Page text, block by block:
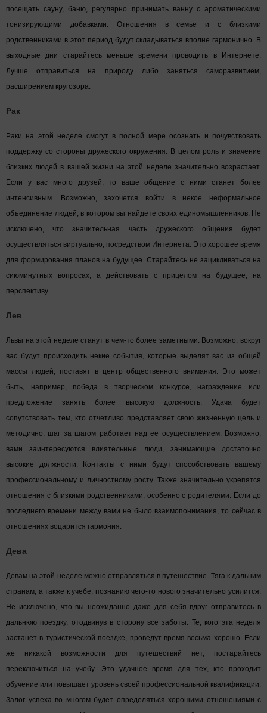
посещать сауну, баню, регулярно принимать ванну с ароматическими
тонизирующими добавками. Отношения в семье и с близкими
родственниками в этот период будут складываться вполне гармонично. В
выходные дни старайтесь меньше времени проводить в Интернете.
Лучше отправиться на природу либо заняться саморазвитием,
расширением кругозора.
Рак
Раки на этой неделе смогут в полной мере осознать и почувствовать
поддержку со стороны дружеского окружения. В целом роль и значение
близких людей в вашей жизни на этой неделе значительно возрастает.
Если у вас много друзей, то ваше общение с ними станет более
интенсивным. Возможно, захочется войти в некое неформальное
объединение людей, в котором вы найдете своих единомышленников. Не
исключено, что значительная часть дружеского общения будет
осуществляться виртуально, посредством Интернета. Это хорошее время
для формирования планов на будущее. Старайтесь не зацикливаться на
сиюминутных вопросах, а действовать с прицелом на будущее, на
перспективу.
Лев
Львы на этой неделе станут в чем-то более заметными. Возможно, вокруг
вас будут происходить некие события, которые выделят вас из общей
массы людей, поставят в центр общественного внимания. Это может
быть, например, победа в творческом конкурсе, награждение или
предложение занять более высокую должность. Удача будет
сопутствовать тем, кто отчетливо представляет свою жизненную цель и
методично, шаг за шагом работает над ее осуществлением. Возможно,
вами заинтересуются влиятельные люди, занимающие достаточно
высокие должности. Контакты с ними будут способствовать вашему
профессиональному и личностному росту. Также значительно укрепятся
отношения с близкими родственниками, особенно с родителями. Если до
последнего времени между вами не было взаимопонимания, то сейчас в
отношениях воцарится гармония.
Дева
Девам на этой неделе можно отправляться в путешествие. Тяга к дальним
странам, а также к учебе, познанию чего-то нового значительно усилится.
Не исключено, что вы неожиданно даже для себя вдруг отправитесь в
дальнюю поездку, отодвинув в сторону все заботы. Те, кого эта неделя
застанет в туристической поездке, проведут время весьма хорошо. Если
же никакой возможности для путешествий нет, постарайтесь
переключиться на учебу. Это удачное время для тех, кто проходит
обучение или повышает уровень своей профессиональной квалификации.
Залог успеха во многом будет определяться хорошими отношениями с